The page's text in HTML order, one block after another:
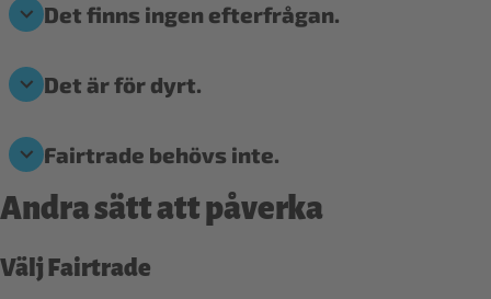
Det finns ingen efterfrågan.
Det är för dyrt.
Fairtrade behövs inte.
Andra sätt att påverka
Välj Fairtrade